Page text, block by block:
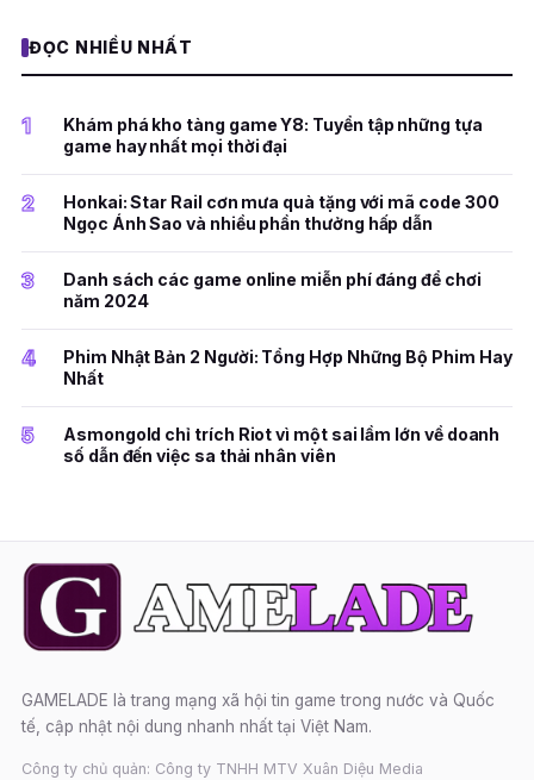
ĐỌC NHIỀU NHẤT
1
Khám phá kho tàng game Y8: Tuyển tập những tựa
game hay nhất mọi thời đại
2
Honkai: Star Rail cơn mưa quà tặng với mã code 300
Ngọc Ánh Sao và nhiều phần thưởng hấp dẫn
3
Danh sách các game online miễn phí đáng để chơi
năm 2024
4
Phim Nhật Bản 2 Người: Tổng Hợp Những Bộ Phim Hay
Nhất
5
Asmongold chỉ trích Riot vì một sai lầm lớn về doanh
số dẫn đến việc sa thải nhân viên
GAMELADE là trang mạng xã hội tin game trong nước và Quốc
tế, cập nhật nội dung nhanh nhất tại Việt Nam.
Công ty chủ quản: Công ty TNHH MTV Xuân Diệu Media